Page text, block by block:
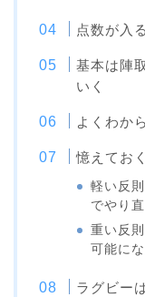
点数が入
基本は陣
いく
よくわか
憶えてお
軽い反
でやり
重い反
可能に
ラグビー